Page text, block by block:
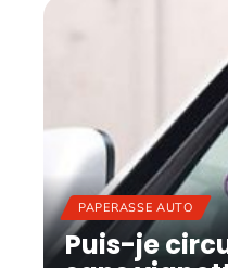
PAPERASSE AUTO
Puis-je